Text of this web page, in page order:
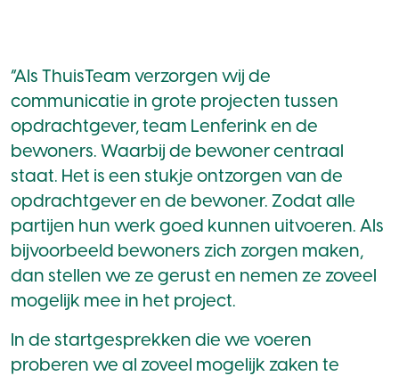
“Als ThuisTeam verzorgen wij de
communicatie in grote projecten tussen
opdrachtgever, team Lenferink en de
bewoners. Waarbij de bewoner centraal
staat. Het is een stukje ontzorgen van de
opdrachtgever en de bewoner. Zodat alle
partijen hun werk goed kunnen uitvoeren. Als
bijvoorbeeld bewoners zich zorgen maken,
dan stellen we ze gerust en nemen ze zoveel
mogelijk mee in het project.
In de startgesprekken die we voeren
proberen we al zoveel mogelijk zaken te